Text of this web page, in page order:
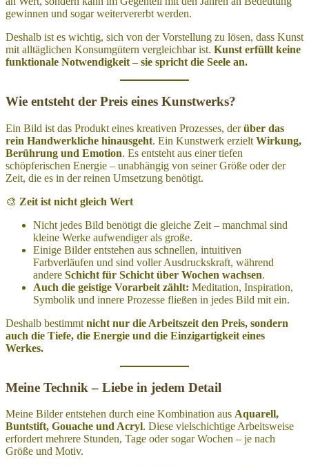
gewinnen und sogar weitervererbt werden.
Deshalb ist es wichtig, sich von der Vorstellung zu lösen, dass Kunst
mit alltäglichen Konsumgütern vergleichbar ist. Kunst erfüllt keine
funktionale Notwendigkeit – sie spricht die Seele an.
Wie entsteht der Preis eines Kunstwerks?
Ein Bild ist das Produkt eines kreativen Prozesses, derüber das
rein Handwerkliche hinausgeht. Ein Kunstwerk erzielt Wirkung,
Berührung und Emotion. Es entsteht aus einer tiefen
schöpferischen Energie – unabhängig von seiner Größe oder der
Zeit, die es in der reinen Umsetzung benötigt.
🎨 Zeit ist nicht gleich Wert
Nicht jedes Bild benötigt die gleiche Zeit – manchmal sind
kleine Werke aufwendiger als große.
Einige Bilder entstehen aus schnellen, intuitiven
Farbverläufen und sind voller Ausdruckskraft, während
andere Schicht für Schicht über Wochen wachsen.
Auch die geistige Vorarbeit zählt: Meditation, Inspiration,
Symbolik und innere Prozesse fließen in jedes Bild mit ein.
Deshalb bestimmt nicht nur die Arbeitszeit den Preis, sondern
auch die Tiefe, die Energie und die Einzigartigkeit eines
Werkes.
Meine Technik – Liebe in jedem Detail
Meine Bilder entstehen durch eine Kombination aus Aquarell,
Buntstift, Gouache und Acryl. Diese vielschichtige Arbeitsweise
erfordert mehrere Stunden, Tage oder sogar Wochen – je nach
Größe und Motiv.